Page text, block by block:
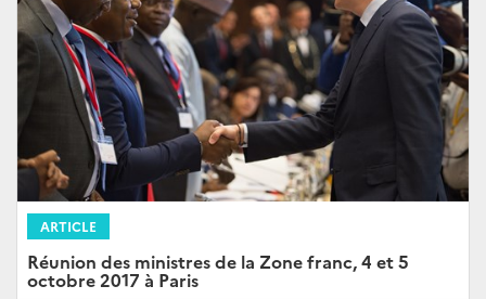
ARTICLE
Réunion des ministres de la Zone franc, 4 et 5
octobre 2017 à Paris